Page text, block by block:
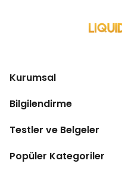
Kurumsal
Bilgilendirme
Testler ve Belgeler
Popüler Kategoriler